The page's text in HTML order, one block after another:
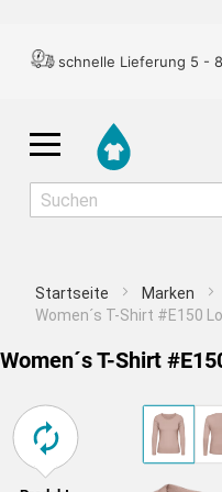
schnelle Lieferung 5 -
Herren
T-SHIRTS
LONGSLEEVES
Damen
Startseite Marken
Women´s T-Shirt #E150
Women´s T-Shirt
Motiv
Wähle aus über
Text
Übernehmen
Für ein gutes
das Bild aufgrund der zu
größer zu ziehen. Um
vergrößern, müssen Sie
Ich nehme das